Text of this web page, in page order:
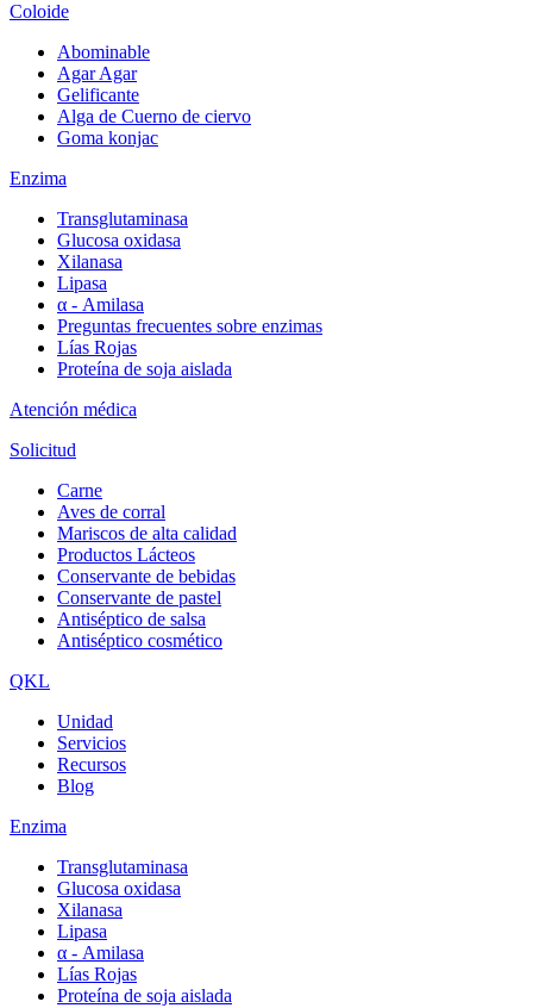
Coloide
Abominable
Agar Agar
Gelificante
Alga de Cuerno de ciervo
Goma konjac
Enzima
Transglutaminasa
Glucosa oxidasa
Xilanasa
Lipasa
α - Amilasa
Preguntas frecuentes sobre enzimas
Lías Rojas
Proteína de soja aislada
Atención médica
Solicitud
Carne
Aves de corral
Mariscos de alta calidad
Productos Lácteos
Conservante de bebidas
Conservante de pastel
Antiséptico de salsa
Antiséptico cosmético
QKL
Unidad
Servicios
Recursos
Blog
Enzima
Transglutaminasa
Glucosa oxidasa
Xilanasa
Lipasa
α - Amilasa
Lías Rojas
Proteína de soja aislada